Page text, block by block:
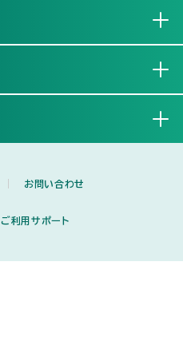
お問い合わせ
ご利用サポート